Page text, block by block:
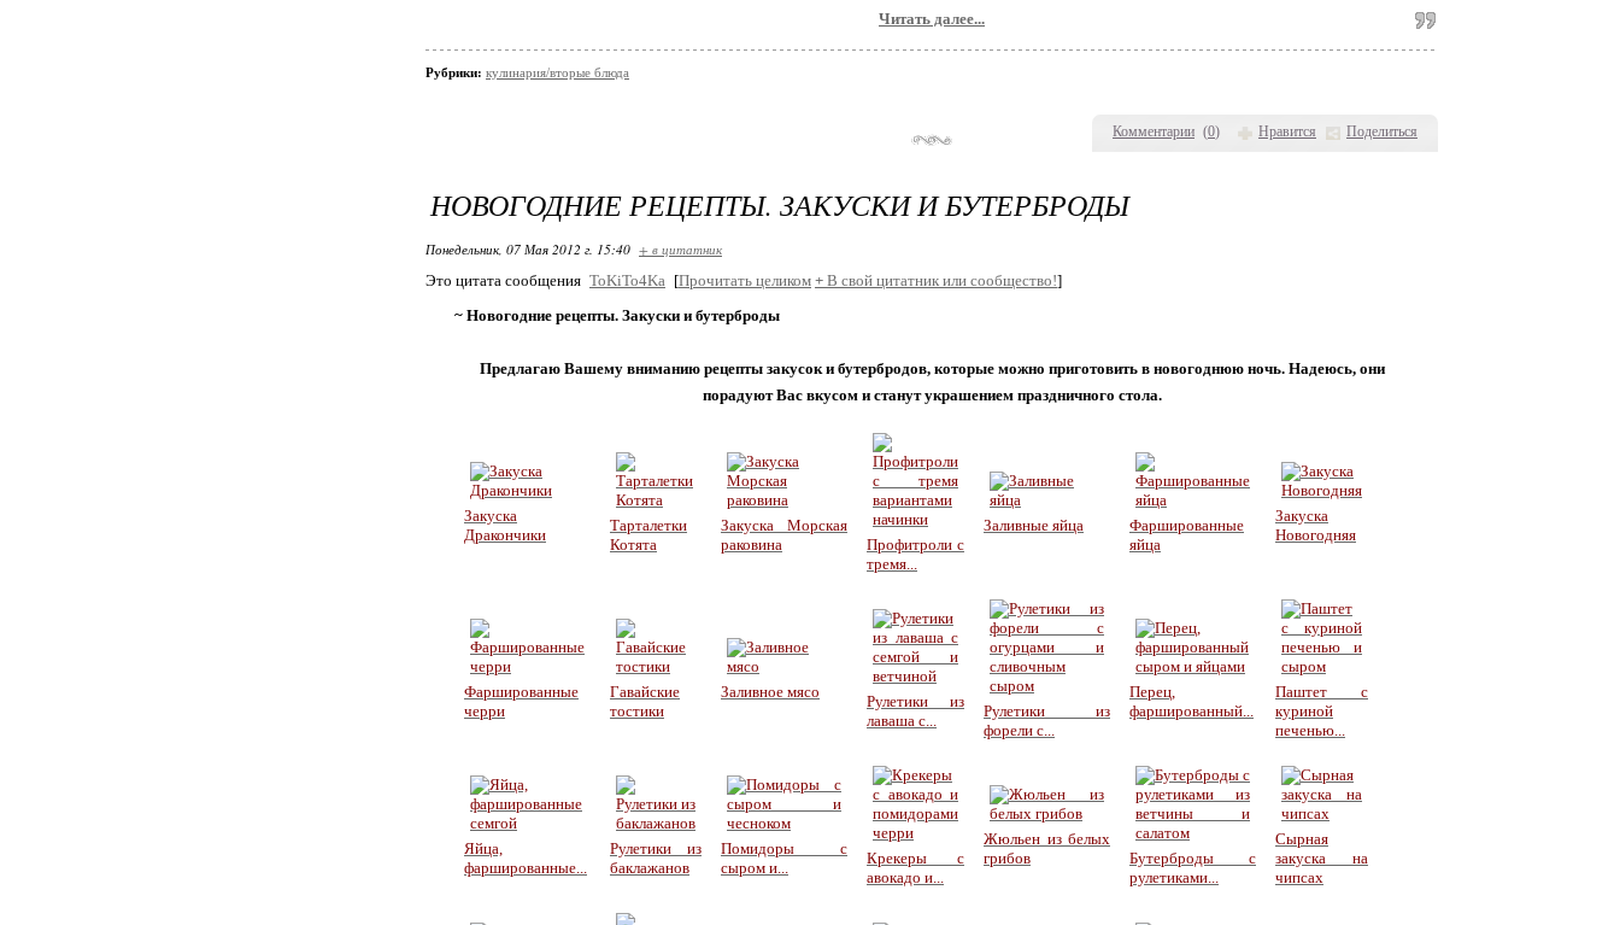
Комментарии (0) Нравится Поделиться
Читать далее...
Рубрики: кулинария/вторые блюда
НОВОГОДНИЕ РЕЦЕПТЫ. ЗАКУСКИ И БУТЕРБРОДЫ
Понедельник, 07 Мая 2012 г. 15:40 + в цитатник
Это цитата сообщения ToKiTo4Ka [Прочитать целиком + В свой цитатник или сообщество!]
~ Новогодние рецепты. Закуски и бутерброды
Предлагаю Вашему вниманию рецепты закусок и бутербродов, которые можно приготовить в новогоднюю ночь. Надеюсь, они
порадуют Вас вкусом и станут украшением праздничного стола.
Закуска
Дракончики
Тарталетки
Котята
Закуска Морская
раковина
Профитроли с
тремя...
Заливные яйца
Фаршированные
яйца
Закуска
Новогодняя
Фаршированные
черри
Гавайские
тостики
Заливное мясо
Рулетики из
лаваша с...
Рулетики из
форели с...
Перец,
фаршированный...
Паштет с
куриной
печенью...
Яйца,
фаршированные...
Рулетики из
баклажанов
Помидоры с
сыром и...
Крекеры с
авокадо и...
Жюльен из белых
грибов
Бутерброды с
рулетиками...
Сырная
закуска на
чипсах